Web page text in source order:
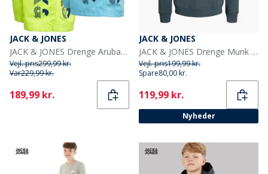
JACK & JONES
JACK & JONES Drenge Aruba Svømme Shorts Flerfarvet
Vejl. pris299,99 kr.
Var229,99 kr.
Current
189,99 kr.
JACK & JONES
JACK & JONES Drenge Munk Sweatshirt Turbulence
Vejl. pris199,99 kr.
Spare80,00 kr.
Current
119,99 kr.
Nyheder